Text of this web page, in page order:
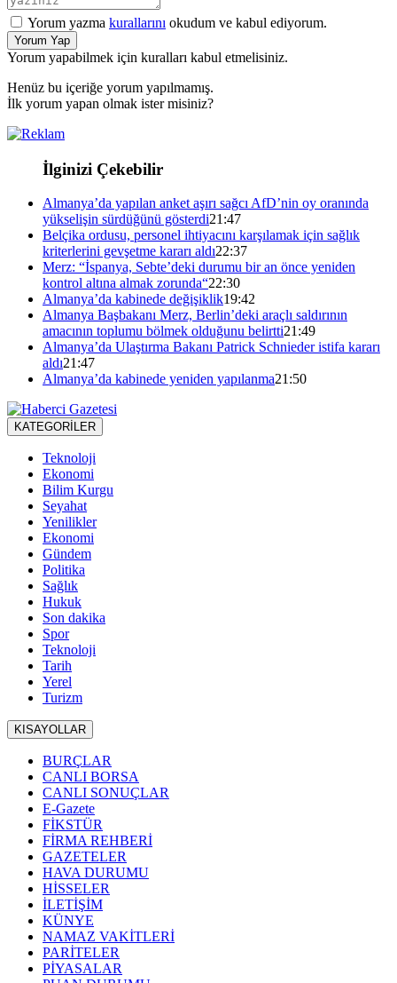
Yorum yazma kurallarını okudum ve kabul ediyorum.
Yorum Yap
Yorum yapabilmek için kuralları kabul etmelisiniz.
Henüz bu içeriğe yorum yapılmamış.
İlk yorum yapan olmak ister misiniz?
İlginizi Çekebilir
Almanya’da yapılan anket aşırı sağcı AfD’nin oy oranında
yükselişin sürdüğünü gösterdi21:47
Belçika ordusu, personel ihtiyacını karşılamak için sağlık
kriterlerini gevşetme kararı aldı22:37
Merz: “İspanya, Sebte’deki durumu bir an önce yeniden
kontrol altına almak zorunda“22:30
Almanya’da kabinede değişiklik19:42
Almanya Başbakanı Merz, Berlin’deki araçlı saldırının
amacının toplumu bölmek olduğunu belirtti21:49
Almanya’da Ulaştırma Bakanı Patrick Schnieder istifa kararı
aldı21:47
Almanya’da kabinede yeniden yapılanma21:50
KATEGORİLER
Teknoloji
Ekonomi
Bilim Kurgu
Seyahat
Yenilikler
Ekonomi
Gündem
Politika
Sağlık
Hukuk
Son dakika
Spor
Teknoloji
Tarih
Yerel
Turizm
KISAYOLLAR
BURÇLAR
CANLI BORSA
CANLI SONUÇLAR
E-Gazete
FİKSTÜR
FİRMA REHBERİ
GAZETELER
HAVA DURUMU
HİSSELER
İLETİŞİM
KÜNYE
NAMAZ VAKİTLERİ
PARİTELER
PİYASALAR